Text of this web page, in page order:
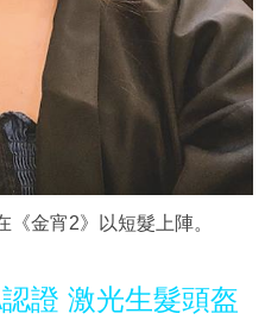
金宵2》以短髮上陣。
證 激光生髮頭盔